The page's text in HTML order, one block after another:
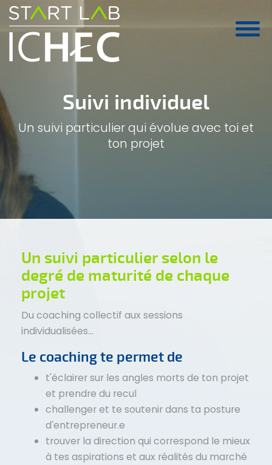
Aller au contenu principal
Suivi individuel
Un suivi particulier qui évolue avec toi et
ton projet
Un suivi particulier selon le
degré de maturité de chaque
projet
Du coaching collectif aux sessions
individualisées...
Le coaching te permet de
t'éclairer sur les angles morts de ton projet
et prendre du recul
challenger et te soutenir dans ta posture
d'entrepreneur.e
trouver la direction qui correspond le mieux
à tes aspirations et aux réalités du marché